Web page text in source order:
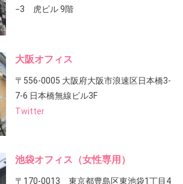
−3 虎ビル 9階
大阪オフィス
〒556-0005 大阪府大阪市浪速区日本橋3-
7-6 日本橋無線ビル3F
Twitter
池袋オフィス（女性専用）
〒170-0013 東京都豊島区東池袋1丁目4